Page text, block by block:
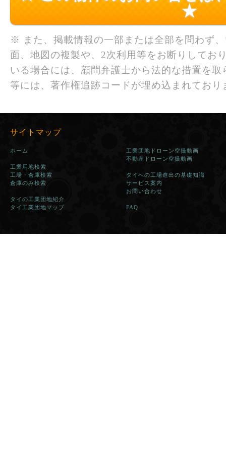
★
※ また、掲載情報の一部または全部を問わず
面、地図の複製や、2次利用等をお断りしてお
いる場合には、顧問弁護士から法的な措置を
等には、著作権追跡コードが埋め込まれており
サイトマップ
ホーム
工業用地検索
工場・倉庫検索
倉庫のみ検索
タイの工業団地紹介
タイ工業団地マップ
工業団地ドローン空撮動画
不動産ドローン空撮動画
タイへの工場進出の基礎知識
サービス案内
お問い合わせ
FAQ